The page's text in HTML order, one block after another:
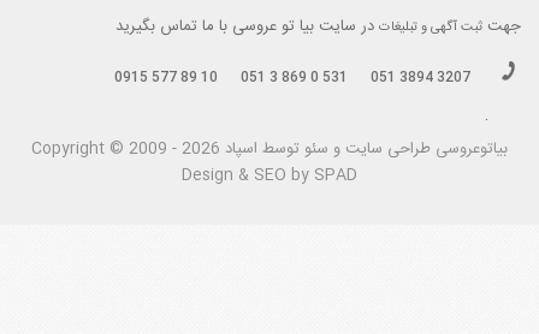
جهت ثبت آگهی و تبلیغات در سایت بیا تو عروسی با ما تماس بگیرید
051 3894 3207
051 3 869 0 531
0915 577 89 10
.
بیاتوعروسی Copyright © 2009 - 2026 طراحی سايت و سئو توسط اسپاد
Design & SEO by SPAD